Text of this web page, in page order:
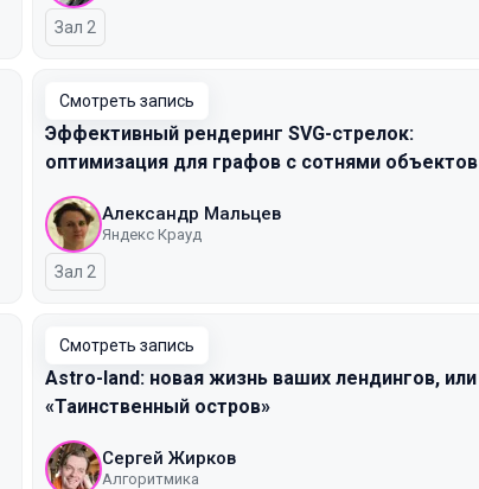
Зал 2
Смотреть запись
Эффективный рендеринг SVG-стрелок:
оптимизация для графов с сотнями объектов
Александр Мальцев
Яндекс Крауд
Зал 2
Смотреть запись
Astro-land: новая жизнь ваших лендингов, или
«Таинственный остров»
Сергей Жирков
Алгоритмика